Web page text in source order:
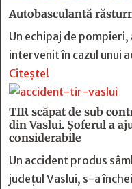
Autobasculantă
Un echipaj de pompieri,
intervenit în cazul unui
Citește!
TIR scăpat de sub
din Vaslui. Șoferul a
considerabile
Un accident produs
județul Vaslui, s-a